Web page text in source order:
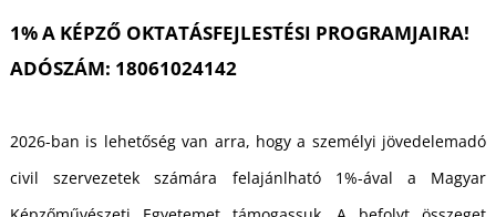
1% A KÉPZŐ OKTATÁSFEJLESTÉSI PROGRAMJAIRA!
ADÓSZÁM: 18061024142
2026-ban is lehetőség van arra, hogy a személyi jövedelemadó
civil szervezetek számára felajánlható 1%-ával a Magyar